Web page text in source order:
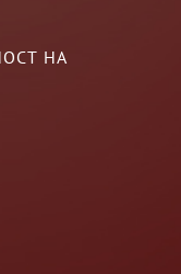
НА